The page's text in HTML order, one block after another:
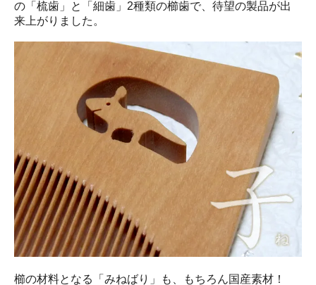
の「梳歯」と「細歯」2種類の櫛歯で、待望の製品が出
来上がりました。
櫛の材料となる「みねばり」も、もちろん国産素材！